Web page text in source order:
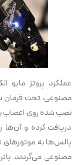
عملکرد پروتز مایو
مصنوعی، تحت فرمان
نصب شده روی اعصاب
دریافت کرده و آن‌ها
پالس‌ها به موتورهای
مصنوعی می‌گردند.